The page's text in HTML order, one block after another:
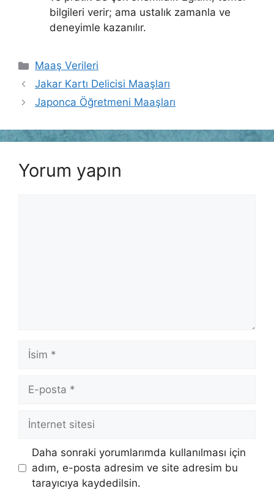
bilgileri verir; ama ustalık zamanla ve
deneyimle kazanılır.
Kategoriler
Maaş Verileri
Jakar Kartı Delicisi Maaşları
Japonca Öğretmeni Maaşları
Yorum yapın
İsim
posta
İnternet
Daha sonraki yorumlarımda kullanılması için
adım, e-posta adresim ve site adresim bu
tarayıcıya kaydedilsin.